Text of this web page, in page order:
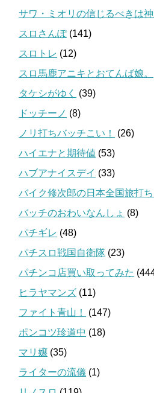
サワ・ミオリの信じるべきは
スロさんぽ(141)
スロトレ (12)
スロ馬鹿アニキとおてんば娘。
タケシがゆく
(39)
ドッチーノ (8)
ノリ打ちバッチこい！
(26)
ハイエナと期待値 (53)
ハブアナイスデイ (33)
バイク修次郎の日本全国旅打
バッチのおわいなんしょ (8)
パチギレ (48)
パチスロ戦国自衛隊 (23)
パチンコ店買い取ってみた
ヒラヤマンズ (11)
ファイト青山！
(147)
ポンコツ珍道中 (18)
マリ嬢 (35)
ライターの流儀 (1)